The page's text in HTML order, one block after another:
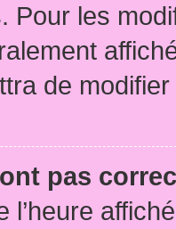
Pour les
de
pas
l’heure